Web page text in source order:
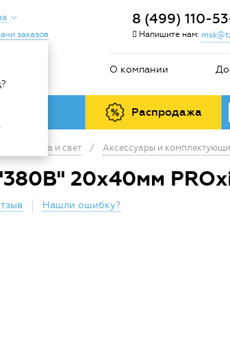
заказов
8 (499) 110-
Напишите нам:
О компании
Распродажа
Электрика и свет / Аксессуары и
20х40мм
Нашли ошибку?